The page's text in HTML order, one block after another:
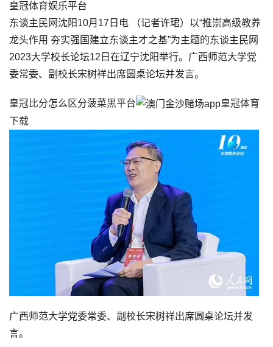
皇冠体育娱乐平台
东谈主民网沈阳10月17日电 （记者许珺）以“推崇高级教养
龙头作用 夯实强国建立东谈主才之基”为主题的东谈主民网
2023大学校长论坛12日在辽宁沈阳举行。广西师范大学党
委常委、副校长宋树祥出席圆桌论坛并发言。
皇冠比分怎么区分菠菜黑平台
皇冠体育
下载
广西师范大学党委常委、副校长宋树祥出席圆桌论坛并发
言。